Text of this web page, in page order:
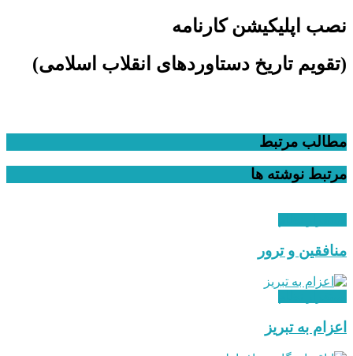
نصب اپلیکیشن کارنامه
(تقویم تاریخ دستاوردهای انقلاب اسلامی​)
مطالب مرتبط
مرتبط نوشته ها
منافقین و ترور
اعزام به تبریز